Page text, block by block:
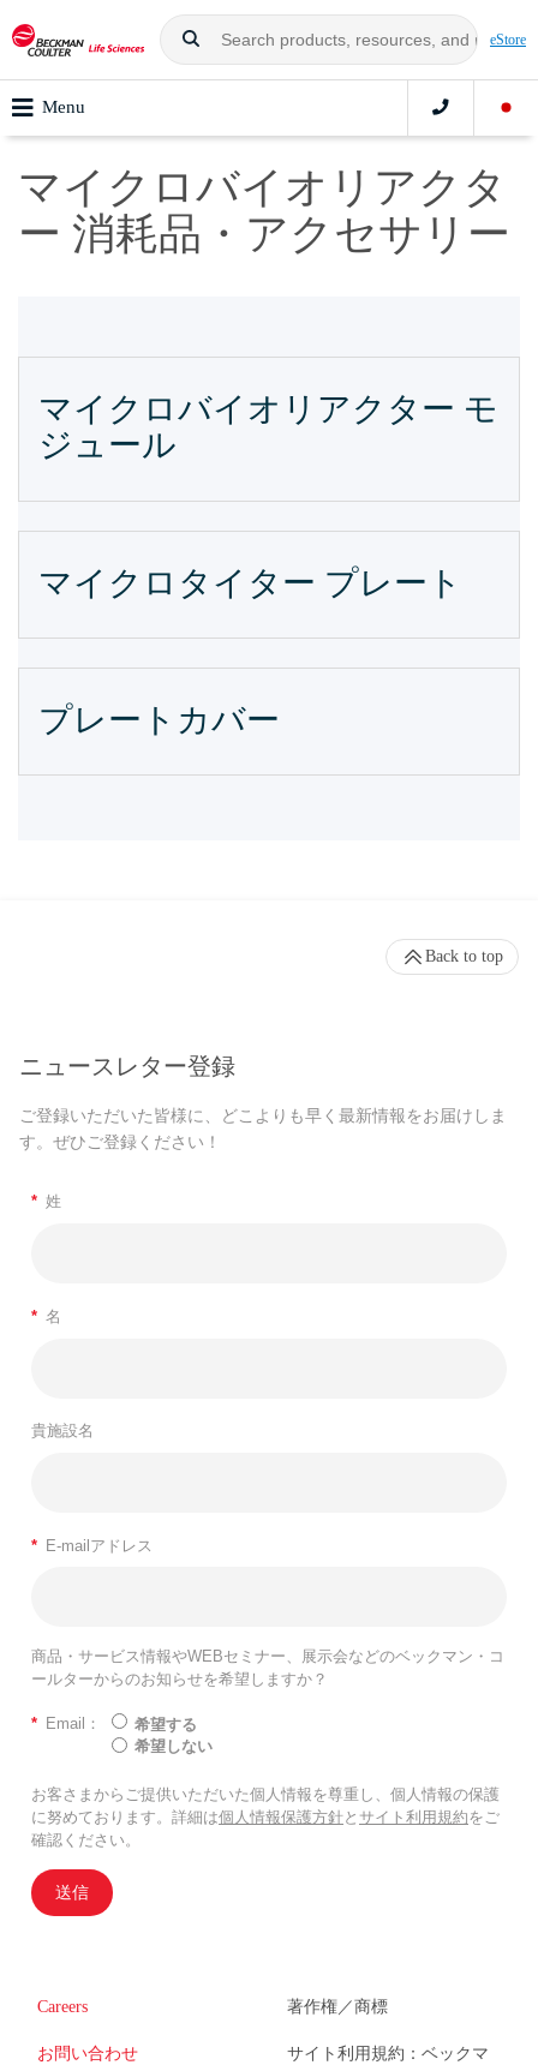
eStore
Menu
マイクロバイオリアクタ
ー 消耗品・アクセサリー
マイクロバイオリアクター モ
ジュール
マイクロタイター プレート
プレートカバー
ニュースレター登録
ご登録いただいた皆様に、どこよりも早く最新情報をお届けしま
す。ぜひご登録ください！
* 姓
* 名
貴施設名
* E-mailアドレス
商品・サービス情報やWEBセミナー、展示会などのベックマン・コ
ールターからのお知らせを希望しますか？
* Email：
希望する
希望しない
お客さまからご提供いただいた個人情報を尊重し、個人情報の保護
に努めております。詳細は個人情報保護方針と サイト利用規約をご
確認ください。
送信
Careers
お問い合わせ
著作権／商標
サイト利用規約：ベックマ
Back to top